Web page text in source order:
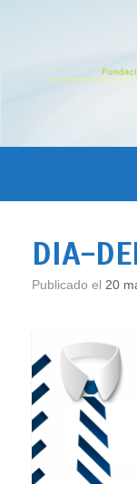
DIA-
Publicado el 20